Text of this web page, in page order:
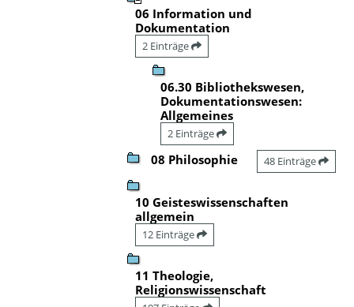
06 Information und
Dokumentation
2 Einträge
06.30 Bibliothekswesen,
Dokumentationswesen:
Allgemeines
2 Einträge
08 Philosophie 48 Einträge
10 Geisteswissenschaften
allgemein
12 Einträge
11 Theologie,
Religionswissenschaft